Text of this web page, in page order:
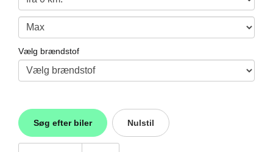
Vælg brændstof
Søg efter biler Nulstil